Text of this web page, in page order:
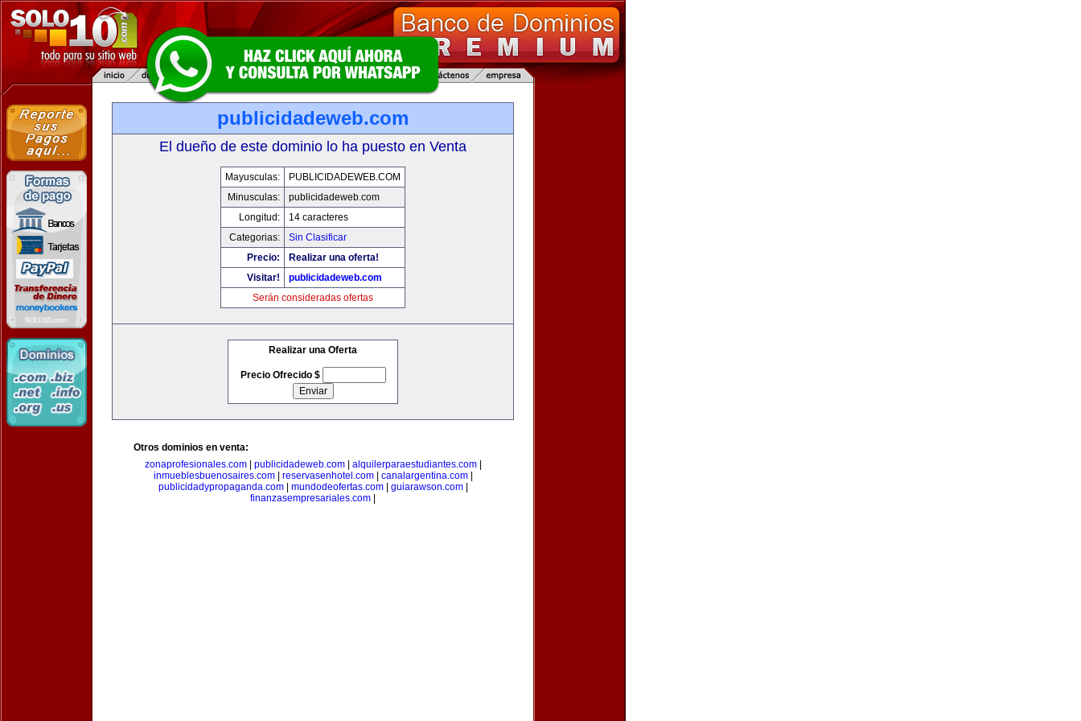
publicidadeweb.com
El dueño de este dominio lo ha puesto en Venta
Mayusculas:
PUBLICIDADEWEB.COM
Minusculas:
publicidadeweb.com
Longitud:
14 caracteres
Categorias:
Sin Clasificar
Precio:
Realizar una oferta!
Visitar!
publicidadeweb.com
Serán consideradas ofertas
Realizar una Oferta
Precio Ofrecido $
Otros dominios en venta:
zonaprofesionales.com| publicidadeweb.com| alquilerparaestudiantes.com|
inmueblesbuenosaires.com| reservasenhotel.com| canalargentina.com|
publicidadypropaganda.com| mundodeofertas.com| guiarawson.com|
finanzasempresariales.com